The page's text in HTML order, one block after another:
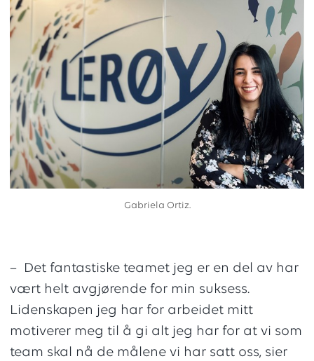
Gabriela Ortiz.
– Det fantastiske teamet jeg er en del av har
vært helt avgjørende for min suksess.
Lidenskapen jeg har for arbeidet mitt
motiverer meg til å gi alt jeg har for at vi som
team skal nå de målene vi har satt oss, sier